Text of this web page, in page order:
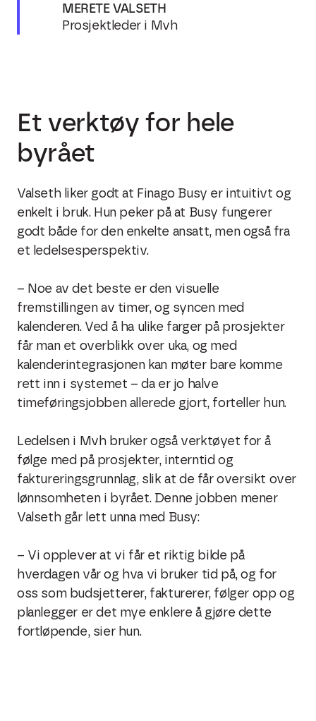
MERETE VALSETH
Prosjektleder i Mvh
Et verktøy for hele
byrået
Valseth liker godt at Finago Busy er intuitivt og
enkelt i bruk. Hun peker på at Busy fungerer
godt både for den enkelte ansatt, men også fra
et ledelsesperspektiv.
– Noe av det beste er den visuelle
fremstillingen av timer, og syncen med
kalenderen. Ved å ha ulike farger på prosjekter
får man et overblikk over uka, og med
kalenderintegrasjonen kan møter bare komme
rett inn i systemet – da er jo halve
timeføringsjobben allerede gjort, forteller hun.
Ledelsen i Mvh bruker også verktøyet for å
følge med på prosjekter, interntid og
faktureringsgrunnlag, slik at de får oversikt over
lønnsomheten i byrået. Denne jobben mener
Valseth går lett unna med Busy:
– Vi opplever at vi får et riktig bilde på
hverdagen vår og hva vi bruker tid på, og for
oss som budsjetterer, fakturerer, følger opp og
planlegger er det mye enklere å gjøre dette
fortløpende, sier hun.